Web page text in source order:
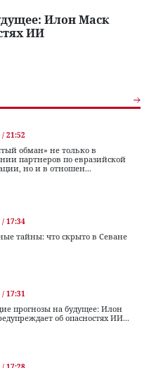
Илон Маск
ИИ
/ 21:52
обман» не только в
партнеров по евразийской
но и в отношен...
/ 17:34
тайны: что скрыто в Севане
17:31
прогнозы на будущее: Илон
об опасностях ИИ...